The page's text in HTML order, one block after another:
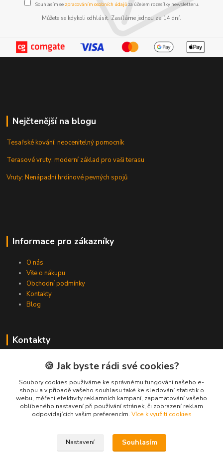
Souhlasím se zpracováním osobních údajůza účelem rozesílky newsletteru.
Můžete se kdykoli odhlásit. Zasíláme jednou za 14 dní.
Nejčtenější na blogu
Tesařské kování: neocenitelný pomocník
Terasové vruty: moderní základ pro vaši terasu
Vruty: Nenápadní hrdinové pevných spojů
Informace pro zákazníky
O nás
Vše o nákupu
Obchodní podmínky
Kontakty
Blog
Kontakty
Zákaznická podpora Spojovat.cz
+420 606 036 459
(PO-PÁ, 8-16 hod.)
info@spojovat.cz
🍪 Jak byste rádi své cookies?
Soubory cookies používáme ke správnému fungování našeho e-
shopu a v případě vašeho souhlasu také ke sledování statistik o
webu, měření efektivity reklamních kampaní, zapamatování vašeho
oblíbeného nastavení při používání stránek, či zobrazení reklam
odpovídajících vašim preferencím. Více k využití cookies
Nastavení Souhlasím